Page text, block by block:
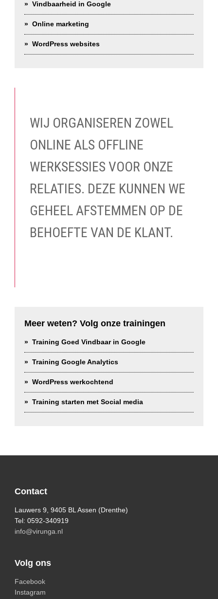
Vindbaarheid in Google
Online marketing
WordPress websites
WIJ ORGANISEREN ZOWEL
ONLINE ALS OFFLINE
WERKSESSIES VOOR ONZE
RELATIES. DEZE KUNNEN WE
GEHEEL AFSTEMMEN OP DE
BEHOEFTE VAN DE KLANT.
Meer weten? Volg onze trainingen
Training Goed Vindbaar in Google
Training Google Analytics
WordPress werkochtend
Training starten met Social media
FooterContact
Lauwers 9, 9405 BL Assen (Drenthe)
Tel: 0592-340919
info@virunga.nl
Volg ons
Facebook
Instagram